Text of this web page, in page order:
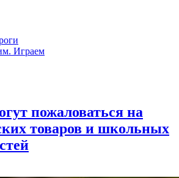
Играем
пожаловаться на
товаров и школьных